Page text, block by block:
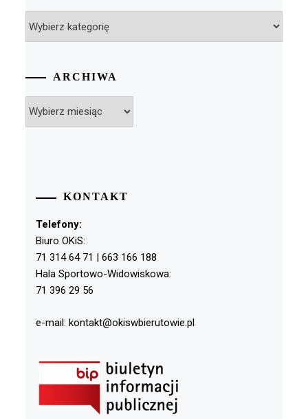
ARCHIWA
KONTAKT
Telefony:
Biuro OKiS:
71 314 64 71 | 663 166 188
Hala Sportowo-Widowiskowa:
71 396 29 56
e-mail: kontakt@okiswbierutowie.pl